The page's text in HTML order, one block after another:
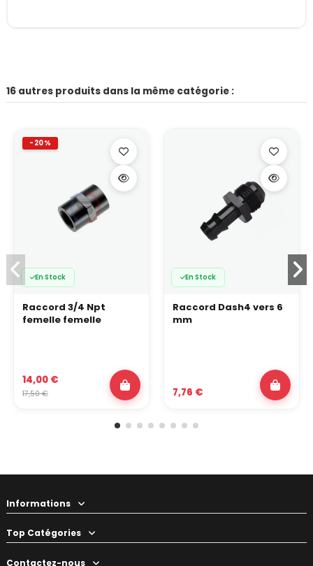
16 autres produits dans la même catégorie :
-20%
En Stock
Raccord 3/4 Npt
femelle femelle
14,00 €
17,50 €
En Stock
Raccord Dash4 vers 6
mm
7,76 €
Informations
Top Catégories
Contactez-nous